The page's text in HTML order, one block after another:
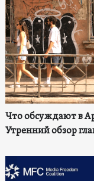
Что обсуждают в
Утренний обзор